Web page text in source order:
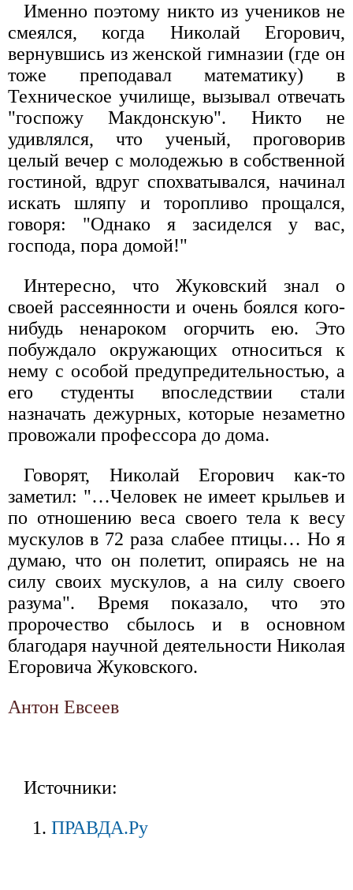
Именно поэтому никто из учеников не
смеялся, когда Николай Егорович,
вернувшись из женской гимназии (где он
тоже преподавал математику) в
Техническое училище, вызывал отвечать
"госпожу Макдонскую". Никто не
удивлялся, что ученый, проговорив
целый вечер с молодежью в собственной
гостиной, вдруг спохватывался, начинал
искать шляпу и торопливо прощался,
говоря: "Однако я засиделся у вас,
господа, пора домой!"
Интересно, что Жуковский знал о
своей рассеянности и очень боялся кого-
нибудь ненароком огорчить ею. Это
побуждало окружающих относиться к
нему с особой предупредительностью, а
его студенты впоследствии стали
назначать дежурных, которые незаметно
провожали профессора до дома.
Говорят, Николай Егорович как-то
заметил: "…Человек не имеет крыльев и
по отношению веса своего тела к весу
мускулов в 72 раза слабее птицы… Но я
думаю, что он полетит, опираясь не на
силу своих мускулов, а на силу своего
разума". Время показало, что это
пророчество сбылось и в основном
благодаря научной деятельности Николая
Егоровича Жуковского.
Антон Евсеев
Источники:
ПРАВДА.Ру